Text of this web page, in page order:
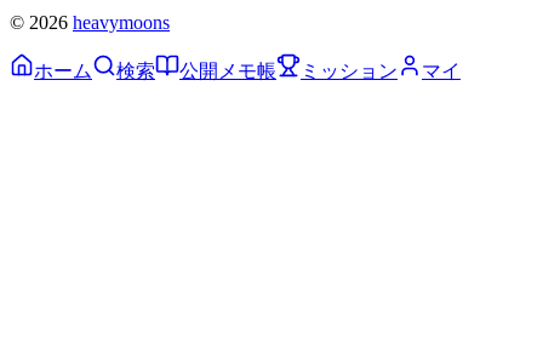
© 2026 heavymoons
ホーム 検索 公開メモ帳 ミッション マイ